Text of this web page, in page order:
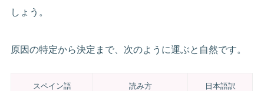
しょう。
原因の特定から決定まで、次のように運ぶと自然です。
スペイン語 読み方 日本語訳